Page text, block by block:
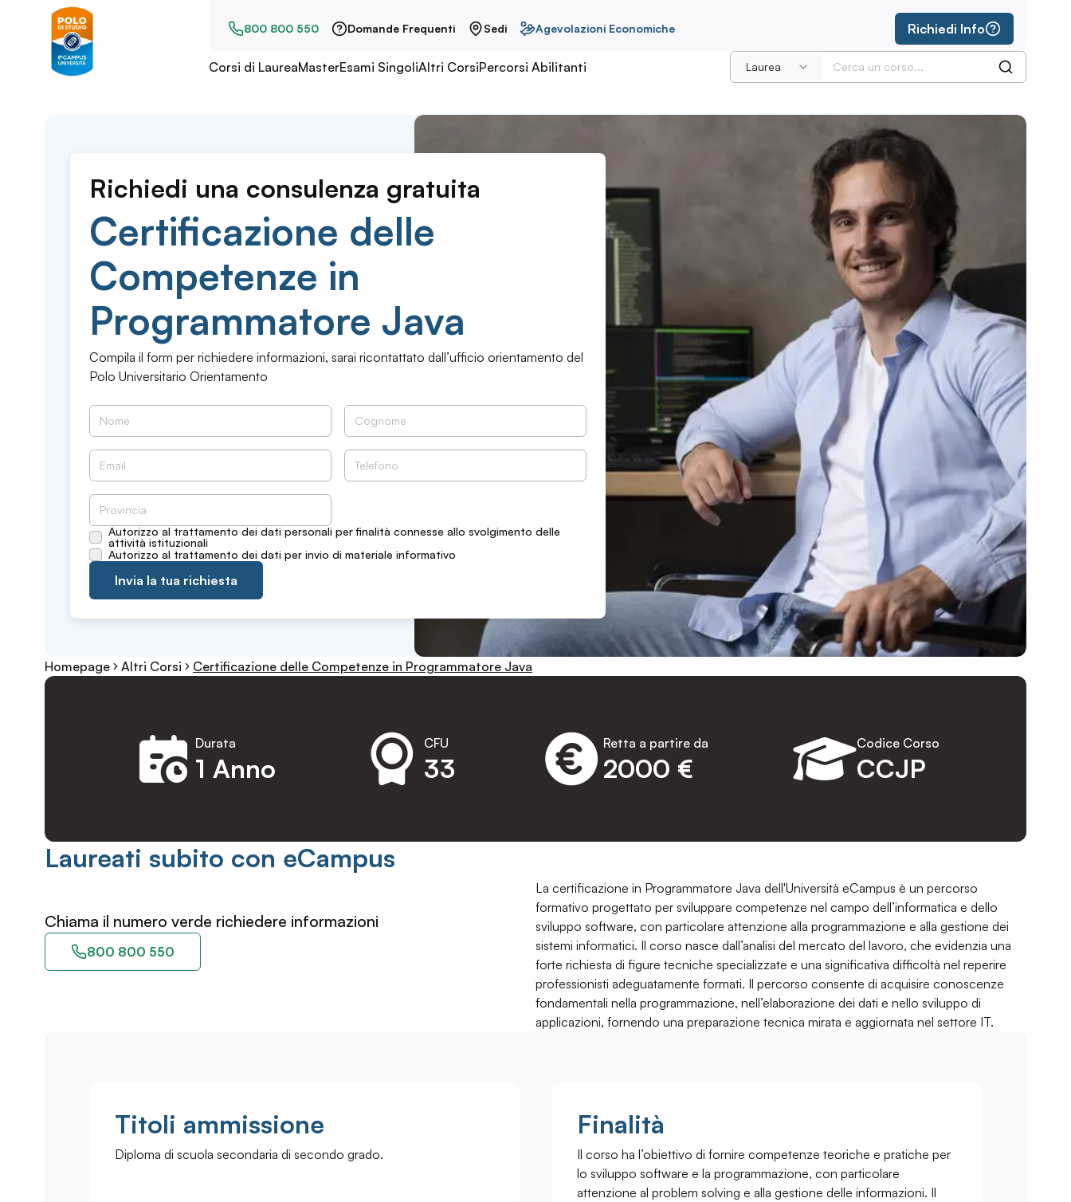
800 800 550 Domande Frequenti Sedi Agevolazioni Economiche Richiedi Info
Corsi di LaureaMasterEsami SingoliAltri CorsiPercorsi Abilitanti Laurea
Richiedi una consulenza gratuita
Certificazione delle
Competenze in
Programmatore Java
Compila il form per richiedere informazioni, sarai ricontattato dall’ufficio orientamento del
Polo Universitario Orientamento
Autorizzo al trattamento dei dati personali per finalità connesse allo svolgimento delle
attività istituzionali
Autorizzo al trattamento dei dati per invio di materiale informativo
Invia la tua richiesta
Homepage Altri Corsi Certificazione delle Competenze in Programmatore Java
1 Anno
Durata
33
CFU
2000 €
Retta a partire da
CCJP
Codice Corso
Laureati subito con eCampus
Chiama il numero verde richiedere informazioni
800 800 550
La certificazione in Programmatore Java dell'Università eCampus è un percorso
formativo progettato per sviluppare competenze nel campo dell’informatica e dello
sviluppo software, con particolare attenzione alla programmazione e alla gestione dei
sistemi informatici. Il corso nasce dall’analisi del mercato del lavoro, che evidenzia una
forte richiesta di figure tecniche specializzate e una significativa difficoltà nel reperire
professionisti adeguatamente formati. Il percorso consente di acquisire conoscenze
fondamentali nella programmazione, nell’elaborazione dei dati e nello sviluppo di
applicazioni, fornendo una preparazione tecnica mirata e aggiornata nel settore IT.
Titoli ammissione
Diploma di scuola secondaria di secondo grado.
Finalità
Il corso ha l’obiettivo di fornire competenze teoriche e pratiche per
lo sviluppo software e la programmazione, con particolare
attenzione al problem solving e alla gestione delle informazioni. Il